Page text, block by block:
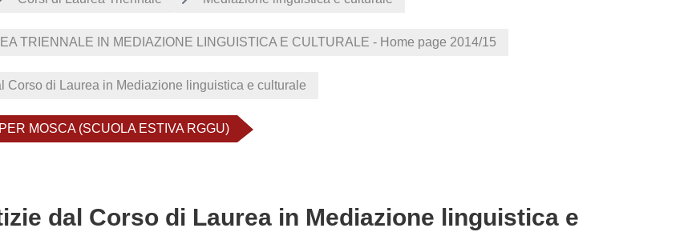
TRIENNALE IN MEDIAZIONE LINGUISTICA E CULTURALE - Home page 2014/15
Corso di Laurea in Mediazione linguistica e culturale
MOSCA (SCUOLA ESTIVA RGGU)
dal Corso di Laurea in Mediazione linguistica e